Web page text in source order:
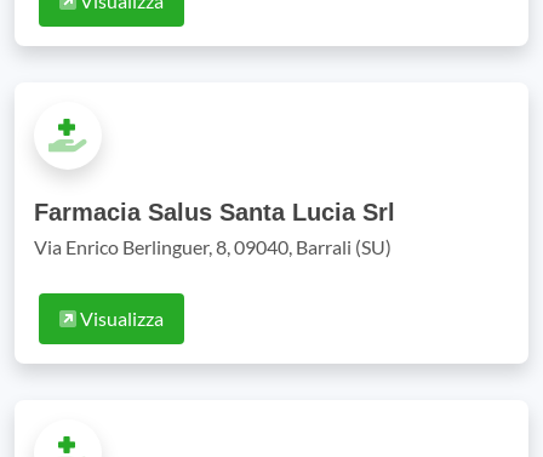
Farmacia Salus Santa Lucia Srl
Via Enrico Berlinguer, 8, 09040, Barrali (SU)
Visualizza